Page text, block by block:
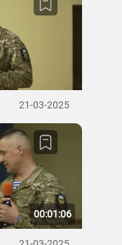
21-03-2025
00:01:06